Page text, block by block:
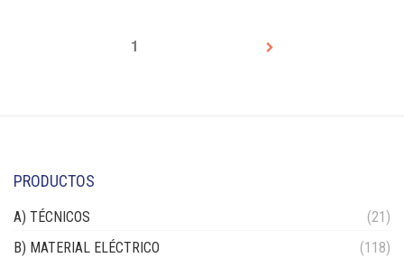
1
PRODUCTOS
A) TÉCNICOS
(21)
B) MATERIAL ELÉCTRICO
(118)